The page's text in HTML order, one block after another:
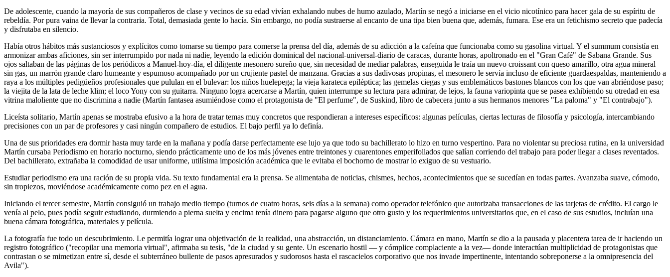
De adolescente, cuando la mayoría de sus compañeros de clase y vecinos de su edad vivían exhalando nubes de humo azulado, Martín se negó a iniciarse en el vicio nicotínico para hacer gala de su espíritu de
rebeldía. Por pura vaina de llevar la contraria. Total, demasiada gente lo hacía. Sin embargo, no podía sustraerse al encanto de una tipa bien buena que, además, fumara. Ese era un fetichismo secreto que padecía
y disfrutaba en silencio.
Había otros hábitos más sustanciosos y explícitos como tomarse su tiempo para comerse la prensa del día, además de su adicción a la cafeína que funcionaba como su gasolina virtual. Y el summum consistía en
armonizar ambas aficiones, sin ser interrumpido por nada ni nadie, leyendo la edición dominical del nacional-universal-diario de caracas, durante horas, apoltronado en el "Gran Café" de Sabana Grande. Sus
ojos saltaban de las páginas de los periódicos a Manuel-hoy-día, el diligente mesonero sureño que, sin necesidad de mediar palabras, enseguida le traía un nuevo croissant con queso amarillo, otra agua mineral
sin gas, un marrón grande claro humeante y espumoso acompañado por un crujiente pastel de manzana. Gracias a sus dadivosas propinas, el mesonero le servía incluso de eficiente guardaespaldas, manteniendo a
raya a los múltiples pedigüeños profesionales que pululan en el bulevar: los niños huelepega; la vieja karateca epiléptica; las gemelas ciegas y sus emblemáticos bastones blancos con los que van abriéndose paso;
la viejita de la lata de leche klim; el loco Yony con su guitarra. Ninguno logra acercarse a Martín, quien interrumpe su lectura para admirar, de lejos, la fauna variopinta que se pasea exhibiendo su otredad en esa
vitrina maloliente que no discrimina a nadie (Martín fantasea asumiéndose como el protagonista de "El perfume", de Suskind, libro de cabecera junto a sus hermanos menores "La paloma" y "El contrabajo").
Liceísta solitario, Martín apenas se mostraba efusivo a la hora de tratar temas muy concretos que respondieran a intereses específicos: algunas películas, ciertas lecturas de filosofía y psicología, intercambiando
precisiones con un par de profesores y casi ningún compañero de estudios. El bajo perfil ya lo definía.
Una de sus prioridades era dormir hasta muy tarde en la mañana y podía darse perfectamente ese lujo ya que todo su bachillerato lo hizo en turno vespertino. Para no violentar su preciosa rutina, en la universidad
Martín cursaba Periodismo en horario nocturno, siendo prácticamente uno de los más jóvenes entre treintones y cuarentones emperifollados que salían corriendo del trabajo para poder llegar a clases reventados.
Del bachillerato, extrañaba la comodidad de usar uniforme, utilísima imposición académica que le evitaba el bochorno de mostrar lo exiguo de su vestuario.
Estudiar periodismo era una ración de su propia vida. Su texto fundamental era la prensa. Se alimentaba de noticias, chismes, hechos, acontecimientos que se sucedían en todas partes. Avanzaba suave, cómodo,
sin tropiezos, moviéndose académicamente como pez en el agua.
Iniciando el tercer semestre, Martín consiguió un trabajo medio tiempo (turnos de cuatro horas, seis días a la semana) como operador telefónico que autorizaba transacciones de las tarjetas de crédito. El cargo le
venía al pelo, pues podía seguir estudiando, durmiendo a pierna suelta y encima tenía dinero para pagarse alguno que otro gusto y los requerimientos universitarios que, en el caso de sus estudios, incluían una
buena cámara fotográfica, materiales y película.
La fotografía fue todo un descubrimiento. Le permitía lograr una objetivación de la realidad, una abstracción, un distanciamiento. Cámara en mano, Martín se dio a la pausada y placentera tarea de ir haciendo un
registro fotográfico ("recopilar una memoria virtual", afirmaba su tesis, "de la ciudad y su gente. Un escenario hostil — y cómplice complaciente a la vez— donde interactúan multiplicidad de protagonistas que
contrastan o se mimetizan entre sí, desde el subterráneo bullente de pasos apresurados y sudorosos hasta el rascacielos corporativo que nos invade impertinente, intentando sobreponerse a la omnipresencia del
Avila").